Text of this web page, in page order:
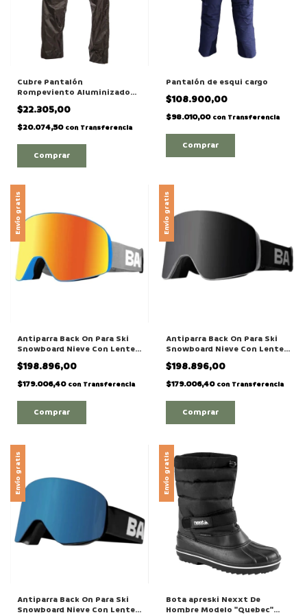
Cubre Pantalón
Rompeviento Aluminizado
Impermeable
$22.305,00
$20.074,50 con Transferencia
Comprar
Pantalón de esqui cargo
$108.900,00
$98.010,00 con Transferencia
Comprar
Envío gratis
Antiparra Back On Para Ski
Snowboard Nieve Con Lente
Intercambiable Modelo
"TIME"
$198.896,00
$179.006,40 con Transferencia
Envío gratis
Antiparra Back On Para Ski
Snowboard Nieve Con Lente
Intercambiable Modelo
"MOUNTAIN"
$198.896,00
$179.006,40 con Transferencia
Envío gratis
Antiparra Back On Para Ski
Snowboard Nieve Con Lente
Envío gratis
Bota apreski Nexxt De
Hombre Modelo "Quebec"